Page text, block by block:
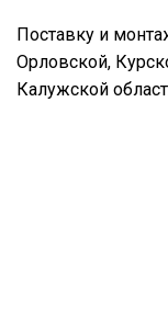
Поставку и
Орловской,
Калужской